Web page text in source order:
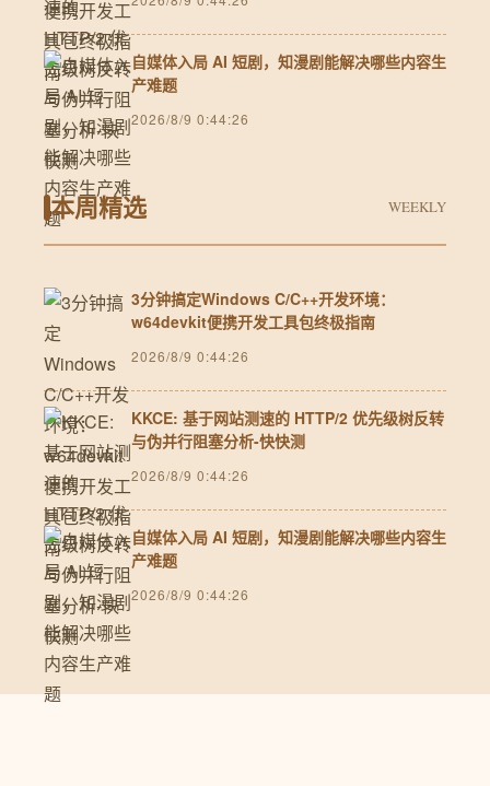
自媒体入局 AI 短剧，知漫剧能解决哪些内容生
产难题
2026/8/9 0:44:26
本周精选 WEEKLY
3分钟搞定Windows C/C++开发环境：
w64devkit便携开发工具包终极指南
2026/8/9 0:44:26
KKCE: 基于网站测速的 HTTP/2 优先级树反转
与伪并行阻塞分析-快快测
2026/8/9 0:44:26
自媒体入局 AI 短剧，知漫剧能解决哪些内容生
产难题
2026/8/9 0:44:26